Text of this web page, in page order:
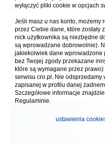
napisał(a)ASIULA HK»
18:04
A tak dla rozrywki - ponieważ
że lubię "filmy drogi" dodam
wyłączyć pliki cookie w opcjach
Jeśli masz u nas konto, możemy
przez Ciebie dane, które zostały
nick użytkownika są niezbędne
są wprowadzane dobrowolnie).
jakiekolwiek dane wprowadzone
bez Twojej zgody przekazane
które są wymagane przez
serwisu cro.pl. Nie odsprzedamy
zapisanej w profilu danej
Szczegółowe informacje
Regulaminie.
ustawienia